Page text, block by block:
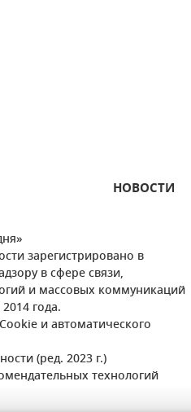
НОВОСТИ
зарегистрировано в
в сфере связи,
и массовых коммуникаций
года.
и автоматического
(ред. 2023 г.)
технологий